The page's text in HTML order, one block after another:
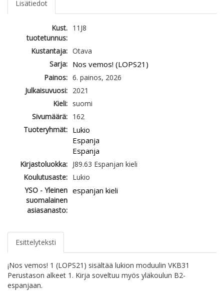
Lisätiedot
Kust.
tuotetunnus:
11J8
Kustantaja: Otava
Sarja: Nos vemos! (LOPS21)
Painos: 6. painos, 2026
Julkaisuvuosi: 2021
Kieli: suomi
Sivumäärä: 162
Tuoteryhmät: Lukio
Espanja
Espanja
Kirjastoluokka: J89.63 Espanjan kieli
Koulutusaste: Lukio
YSO - Yleinen
suomalainen
asiasanasto:
espanjan kieli
Esittelyteksti
¡Nos vemos! 1 (LOPS21) sisältää lukion moduulin VKB31
Perustason alkeet 1. Kirja soveltuu myös yläkoulun B2-
espanjaan.